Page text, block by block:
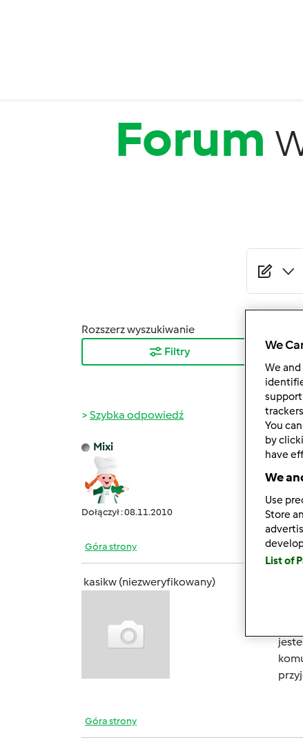
Forum
Rozszerz wyszukiwanie
Filtry
Szybka odpowiedź
Mixi
Dołączył : 08.11.2010
pon.,
Góra strony
kasikw (niezweryfikowany)
Góra strony
We
We
You
by
have
We
Use
Store
List of